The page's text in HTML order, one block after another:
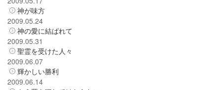
神が味方
2009.05.24
神の愛に結ばれて
2009.05.31
聖霊を受けた人々
2009.06.07
輝かしい勝利
2009.06.14